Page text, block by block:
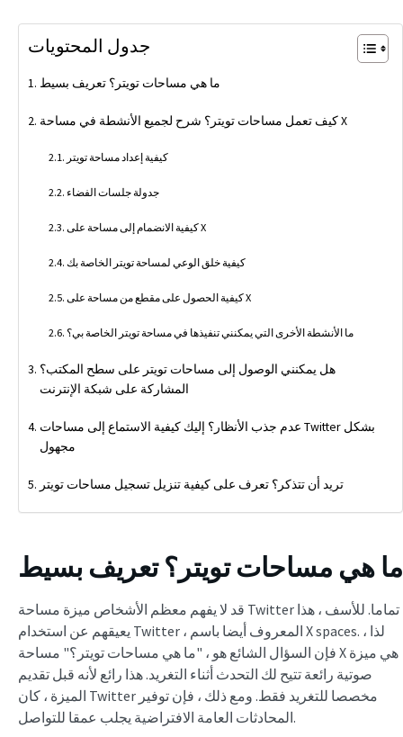
جدول المحتويات
ما هي مساحات تويتر؟ تعريف بسيط
كيف تعمل مساحات تويتر؟ شرح لجميع الأنشطة في مساحة X
كيفية إعداد مساحة تويتر
جدولة جلسات الفضاء
كيفية الانضمام إلى مساحة على X
كيفية خلق الوعي لمساحة تويتر الخاصة بك
كيفية الحصول على مقطع من مساحة على X
ما الأنشطة الأخرى التي يمكنني تنفيذها في مساحة تويتر الخاصة بي؟
هل يمكنني الوصول إلى مساحات تويتر على سطح المكتب؟
المشاركة على شبكة الإنترنت
عدم جذب الأنظار؟ إليك كيفية الاستماع إلى مساحات Twitter بشكل
تريد أن تتذكر؟ تعرف على كيفية تنزيل تسجيل مساحات تويتر
ما هي مساحات تويتر؟ تعريف بسيط
قد لا يفهم معظم الأشخاص ميزة مساحة Twitter تماما. للأسف ، هذا
يعيقهم عن استخدام Twitter ، المعروف أيضا باسم X spaces. لذا ،
فإن السؤال الشائع هو ، "ما هي مساحات تويتر؟" مساحة X هي ميزة
صوتية رائعة تتيح لك التحدث أثناء التغريد. هذا رائع لأنه قبل تقديم
الميزة ، كان Twitter مخصصا للتغريد فقط. ومع ذلك ، فإن توفير
المحادثات العامة الافتراضية يجلب عمقا للتواصل.